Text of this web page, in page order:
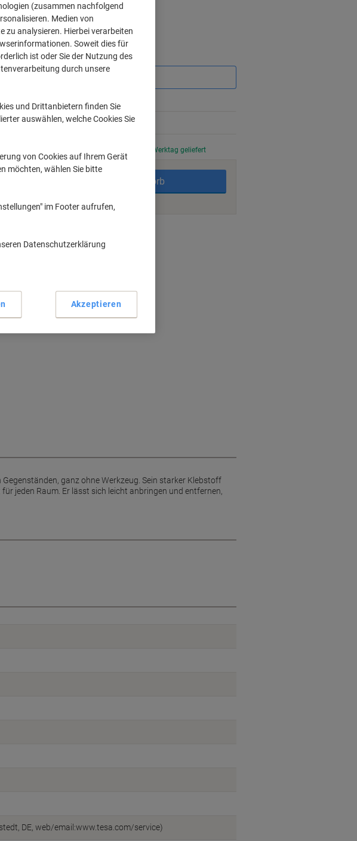
pro Stück
Ab 6 Stück
exkl. USt
€ 7,29 -12%
Vor 15:00 Uhr bestellt, am nächsten Werktag geliefert
In den Warenkorb
entfernbar
ganz ohne Werkzeug. Sein starker Klebstoff
jeden Raum. Er lässt sich leicht anbringen und entfernen,
DE, web/email:www.tesa.com/service)
(zusammen nachfolgend
Medien von
zu analysieren. Hierbei verarbeiten
Soweit dies für
ist oder Sie der Nutzung des
durch unsere
und Drittanbietern finden Sie
auswählen, welche Cookies Sie
von Cookies auf Ihrem Gerät
möchten, wählen Sie bitte
im Footer aufrufen,
Datenschutzerklärung
Akzeptieren